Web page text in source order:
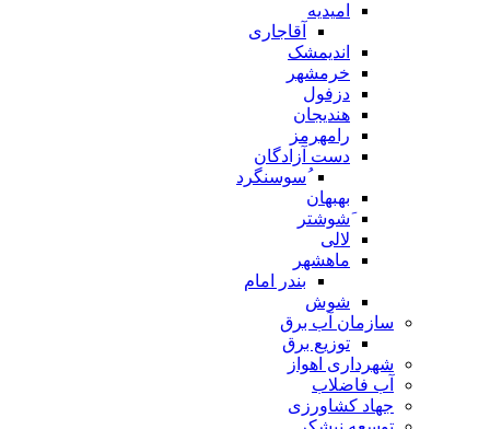
امیدیه
آقاجاری
اندیمشک
خرمشهر
دزفول
هندیجان
رامهرمز
دست آزادگان
ُسوسنگرد
بهبهان
َشوشتر
ماهشهر
بندر امام
شوش
سازمان آب برق
توزیع برق
شهرداری اهواز
آب فاضلاب
جهاد کشاورزی